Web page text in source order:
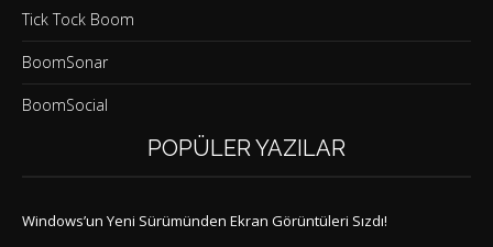
Tick Tock Boom
BoomSonar
BoomSocial
POPÜLER YAZILAR
Windows’un Yeni Sürümünden Ekran Görüntüleri Sızdı!